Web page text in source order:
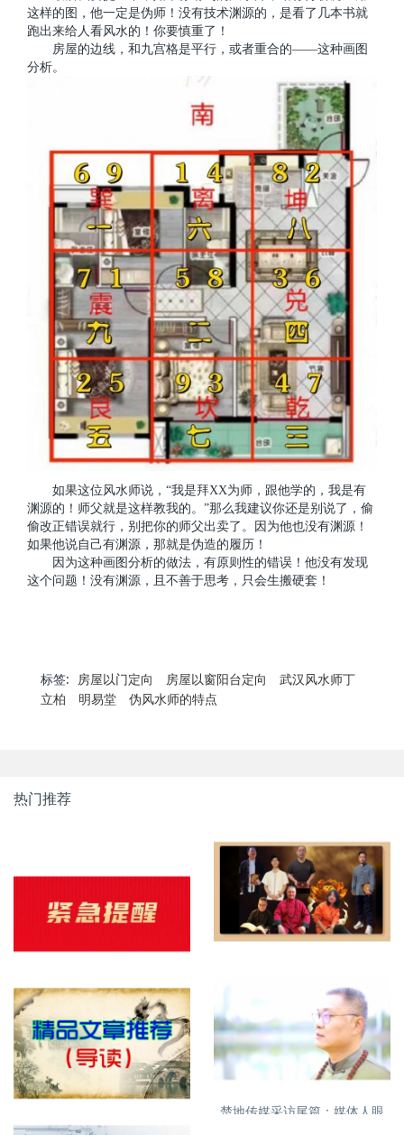
这样的图，他一定是伪师！没有技术渊源的，是看了几本书就
跑出来给人看风水的！你要慎重了！
房屋的边线，和九宫格是平行，或者重合的——这种画图
分析。
如果这位风水师说，“我是拜XX为师，跟他学的，我是有
渊源的！师父就是这样教我的。”那么我建议你还是别说了，偷
偷改正错误就行，别把你的师父出卖了。因为他也没有渊源！
如果他说自己有渊源，那就是伪造的履历！
因为这种画图分析的做法，有原则性的错误！他没有发现
这个问题！没有渊源，且不善于思考，只会生搬硬套！
标签: 房屋以门定向 房屋以窗阳台定向
武汉风水师丁
立柏
明易堂 伪风水师的特点
热门推荐
紧急提醒，明易堂有重名，大
家需看清
楚地传媒采访尾篇：媒体人眼
特别推荐精品文章